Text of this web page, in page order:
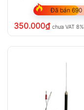
Đã bán 690
350.000₫ chưa VAT 8%